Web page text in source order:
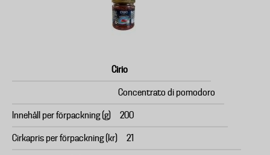
Cirio
Concentrato di pomodoro
Innehåll per förpackning (g) 200
Cirkapris per förpackning (kr) 21